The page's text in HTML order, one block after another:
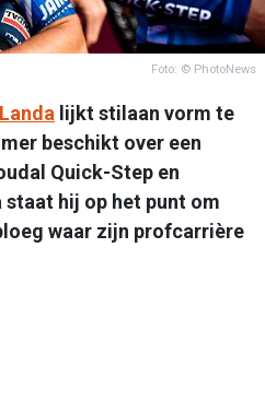
Foto: © PhotoNews
lijkt stilaan vorm te
beschikt over een
Quick-Step en
staat hij op het punt om
waar zijn profcarrière